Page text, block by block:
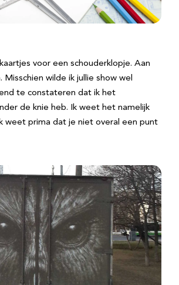
voor een schouderklopje. Aan
wilde ik jullie show wel
te constateren dat ik het
de knie heb. Ik weet het namelijk
weet prima dat je niet overal een punt